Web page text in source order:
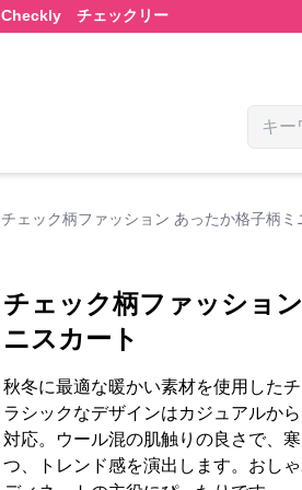
Checkly チェックリー
チェック柄ファッション あったか格子柄ミ
チェック柄ファッショ
ニスカート
秋冬に最適な暖かい素材を使用した
ラシックなデザインはカジュアルか
対応。ウール混の肌触りの良さで、
つ、トレンド感を演出します。おし